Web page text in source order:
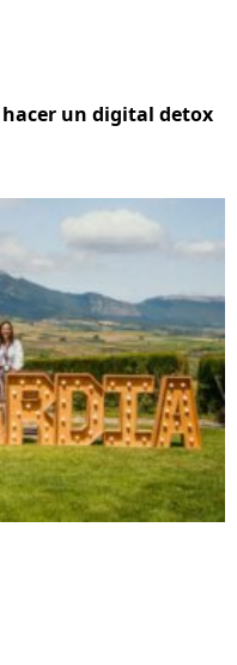
hacer un digital detox